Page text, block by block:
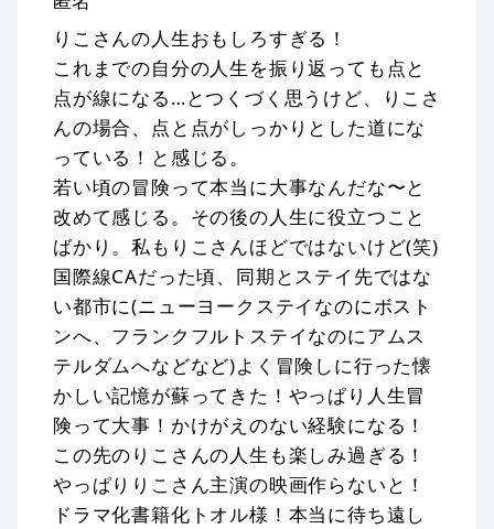
りこさんの人生おもしろすぎる！
これまでの自分の人生を振り返っても点と
点が線になる…とつくづく思うけど、りこさ
んの場合、点と点がしっかりとした道にな
っている！と感じる。
若い頃の冒険って本当に大事なんだな〜と
改めて感じる。その後の人生に役立つこと
ばかり。私もりこさんほどではないけど(笑)
国際線CAだった頃、同期とステイ先ではな
い都市に(ニューヨークステイなのにボスト
ンへ、フランクフルトステイなのにアムス
テルダムへなどなど)よく冒険しに行った懐
かしい記憶が蘇ってきた！やっぱり人生冒
険って大事！かけがえのない経験になる！
この先のりこさんの人生も楽しみ過ぎる！
やっぱりりこさん主演の映画作らないと！
ドラマ化書籍化トオル様！本当に待ち遠し